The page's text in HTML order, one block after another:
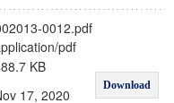
0012.pdf
pdf
Download
KB
17, 2020